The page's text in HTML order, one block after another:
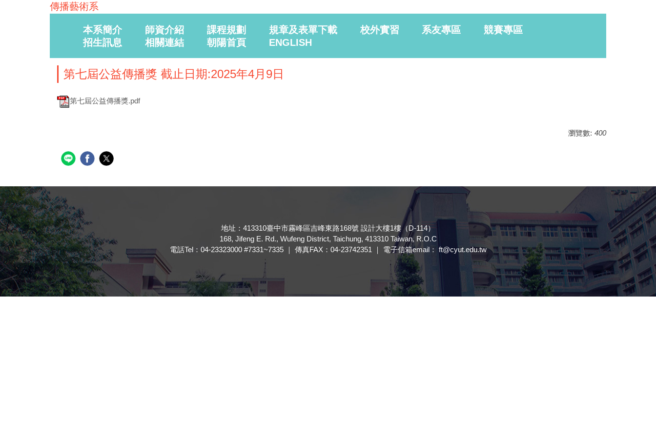
傳播藝術系
本系簡介 師資介紹 課程規劃 規章及表單下載 校外實習 系友專區
競賽專區
招生訊息
相關連結 朝陽首頁 ENGLISH
第七屆公益傳播獎 截止日期:2025年4月9日
第七屆公益傳播獎.pdf
瀏覽數: 400
地址：413310臺中市霧峰區吉峰東路168號 設計大樓1樓（D-114）
168, Jifeng E. Rd., Wufeng District, Taichung, 413310 Taiwan, R.O.C
電話Tel：04-23323000 #7331~7335 ｜ 傳真FAX：04-23742351 ｜ 電子信箱email： ft@cyut.edu.tw